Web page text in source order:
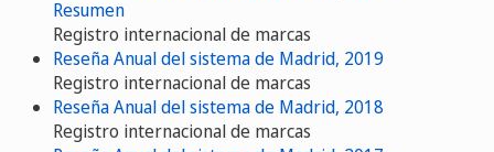
Resumen
Registro internacional de marcas
Reseña Anual del sistema de Madrid, 2019
Registro internacional de marcas
Reseña Anual del sistema de Madrid, 2018
Registro internacional de marcas